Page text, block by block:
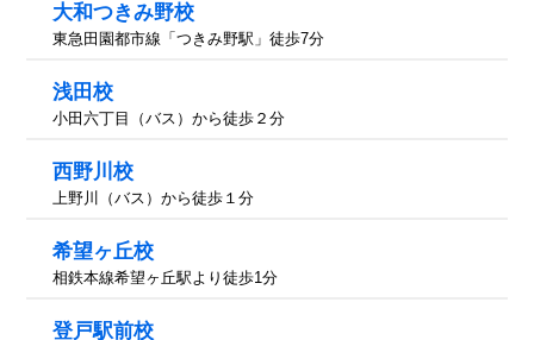
大和つきみ野校
東急田園都市線「つきみ野駅」徒歩7分
浅田校
小田六丁目（バス）から徒歩２分
西野川校
上野川（バス）から徒歩１分
希望ヶ丘校
相鉄本線希望ヶ丘駅より徒歩1分
登戸駅前校